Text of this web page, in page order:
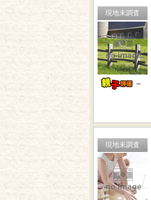
現地未調査
－
現地未調査